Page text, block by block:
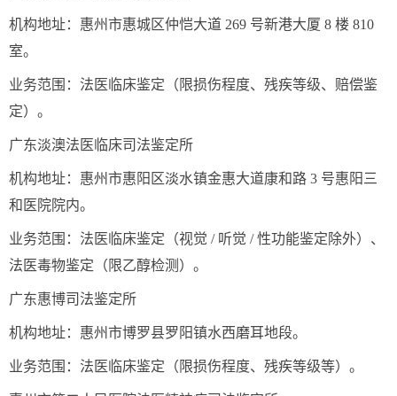
机构地址：惠州市惠城区仲恺大道 269 号新港大厦 8 楼 810
室。
业务范围：法医临床鉴定（限损伤程度、残疾等级、赔偿鉴
定）。
广东淡澳法医临床司法鉴定所
机构地址：惠州市惠阳区淡水镇金惠大道康和路 3 号惠阳三
和医院院内。
业务范围：法医临床鉴定（视觉 / 听觉 / 性功能鉴定除外）、
法医毒物鉴定（限乙醇检测）。
广东惠博司法鉴定所
机构地址：惠州市博罗县罗阳镇水西磨耳地段。
业务范围：法医临床鉴定（限损伤程度、残疾等级等）。